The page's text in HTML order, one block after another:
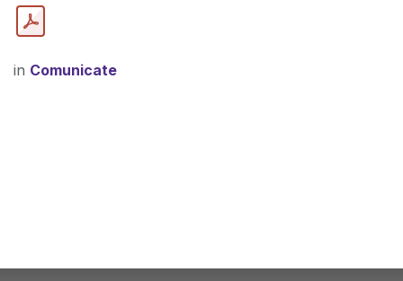
in Comunicate